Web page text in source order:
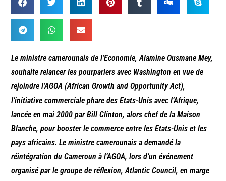
Le ministre camerounais de l’Economie, Alamine Ousmane Mey,
souhaite relancer les pourparlers avec Washington en vue de
rejoindre l’AGOA (African Growth and Opportunity Act),
l’initiative commerciale phare des Etats-Unis avec l’Afrique,
lancée en mai 2000 par Bill Clinton, alors chef de la Maison
Blanche, pour booster le commerce entre les Etats-Unis et les
pays africains. Le ministre camerounais a demandé la
réintégration du Cameroun à l’AGOA, lors d’un événement
organisé par le groupe de réflexion, Atlantic Council, en marge